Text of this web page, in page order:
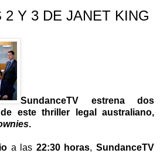
2 Y 3 DE JANET KING
SundanceTV estrena dos
este thriller legal australiano,
.
a las 22:30 horas,SundanceTV